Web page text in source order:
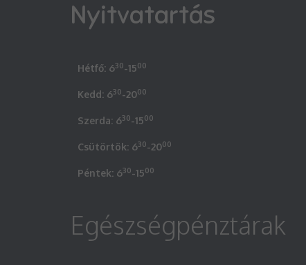
Nyitvatartás
Hétfő: 630-1500
Kedd: 630-2000
Szerda: 630-1500
Csütörtök: 630-2000
Péntek: 630-1500
Egészségpénztárak